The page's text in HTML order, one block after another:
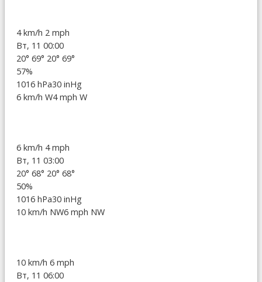
4 km/h 2 mph
Вт, 11 00:00
20° 69° 20° 69°
57%
1016 hPa30 inHg
6 km/h W4 mph W
6 km/h 4 mph
Вт, 11 03:00
20° 68° 20° 68°
50%
1016 hPa30 inHg
10 km/h NW6 mph NW
10 km/h 6 mph
Вт, 11 06:00